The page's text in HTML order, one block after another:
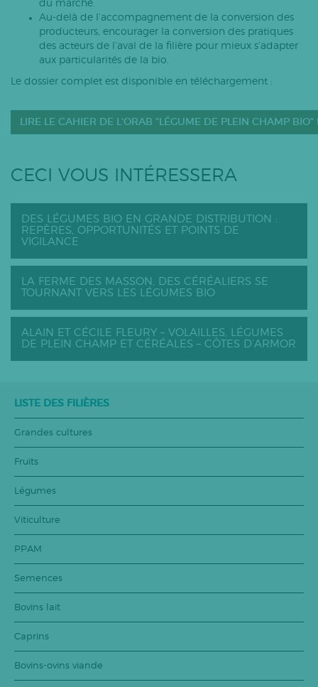
du marché.
Au-delà de l’accompagnement de la conversion des
producteurs, encourager la conversion des pratiques
des acteurs de l’aval de la filière pour mieux s’adapter
aux particularités de la bio.
Le dossier complet est disponible en téléchargement :
LIRE LE CAHIER DE L'ORAB "LÉGUME DE PLEIN CHAMP
CECI VOUS INTÉRESSERA
DES LÉGUMES BIO EN GRANDE DISTRIBUTION :
REPÈRES, OPPORTUNITÉS ET POINTS DE
VIGILANCE
LA FERME DES MASSON, DES CÉRÉALIERS SE
TOURNANT VERS LES LÉGUMES BIO
ALAIN ET CÉCILE FLEURY – VOLAILLES, LÉGUMES
DE PLEIN CHAMP ET CÉRÉALES – CÔTES D’ARMOR
LISTE DES FILIÈRES
Grandes cultures
Fruits
Légumes
Viticulture
PPAM
Semences
Bovins lait
Caprins
Bovins-ovins viande